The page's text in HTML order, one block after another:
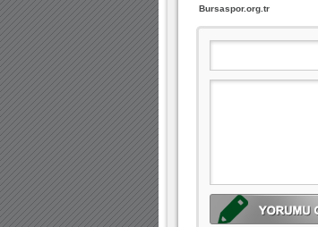
Bursaspor.org.tr